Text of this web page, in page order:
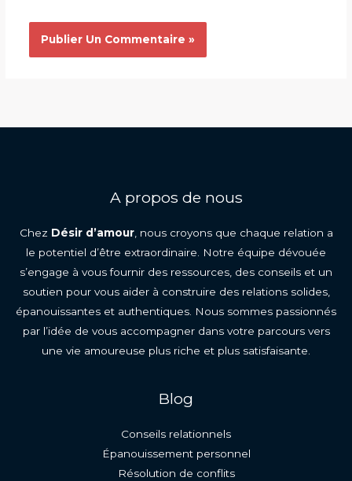
A propos de nous
Chez Désir d’amour, nous croyons que chaque relation a
le potentiel d’être extraordinaire. Notre équipe dévouée
s’engage à vous fournir des ressources, des conseils et un
soutien pour vous aider à construire des relations solides,
épanouissantes et authentiques. Nous sommes passionnés
par l’idée de vous accompagner dans votre parcours vers
une vie amoureuse plus riche et plus satisfaisante.
Blog
Conseils relationnels
Épanouissement personnel
Résolution de conflits